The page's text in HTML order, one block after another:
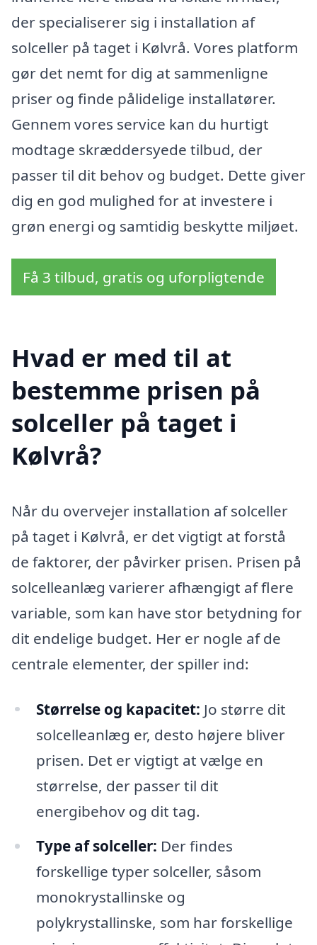
der specialiserer sig i installation af
solceller på taget i Kølvrå. Vores platform
gør det nemt for dig at sammenligne
priser og finde pålidelige installatører.
Gennem vores service kan du hurtigt
modtage skræddersyede tilbud, der
passer til dit behov og budget. Dette giver
dig en god mulighed for at investere i
grøn energi og samtidig beskytte miljøet.
Få 3 tilbud, gratis og uforpligtende
Hvad er med til at
bestemme prisen på
solceller på taget i
Kølvrå?
Når du overvejer installation af solceller
på taget i Kølvrå, er det vigtigt at forstå
de faktorer, der påvirker prisen. Prisen på
solcelleanlæg varierer afhængigt af flere
variable, som kan have stor betydning for
dit endelige budget. Her er nogle af de
centrale elementer, der spiller ind:
Størrelse og kapacitet: Jo større dit
solcelleanlæg er, desto højere bliver
prisen. Det er vigtigt at vælge en
størrelse, der passer til dit
energibehov og dit tag.
Type af solceller: Der findes
forskellige typer solceller, såsom
monokrystallinske og
polykrystallinske, som har forskellige